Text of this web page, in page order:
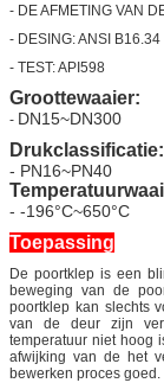
- DE AFMETING VAN
- DESING: ANSI B16.34
- TEST: API598
Groottewaaier:
- DN15~DN300
Drukclassificatie:
- PN16~PN40
- -196°C~650°C
Toepassing
De poortklep is een
beweging van de
poortklep kan slechts
van de deur zijn
temperatuur niet hoog
afwijking van de het
bewerken proces